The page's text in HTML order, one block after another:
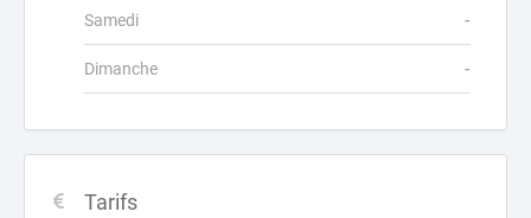
Samedi -
Dimanche -
Tarifs